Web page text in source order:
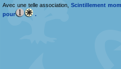
Avec une telle association,Scintillement
pour
.